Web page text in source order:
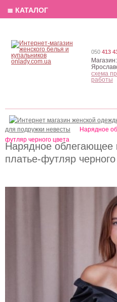
Нарядное облегающее
платье-футляр
для подружки невесты
Нарядное
футляр черного цвета
050 413
Магазин:
схема
работы
≣ КАТАЛОГ